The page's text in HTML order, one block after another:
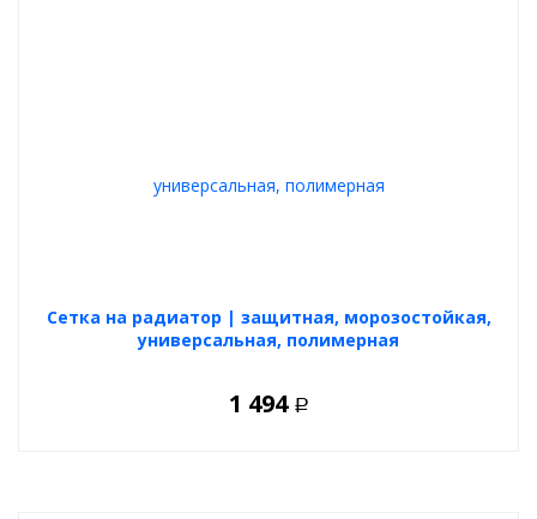
Cетка на радиатор | защитная, морозостойкая,
универсальная, полимерная
1 494 Р